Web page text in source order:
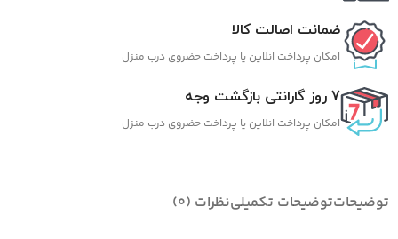
ضمانت اصالت کالا
امکان پرداخت انلاین یا پرداخت حضروی درب منزل
7 روز گارانتی بازگشت وجه
امکان پرداخت انلاین یا پرداخت حضروی درب منزل
توضیحاتتوضیحات تکمیلینظرات (0)